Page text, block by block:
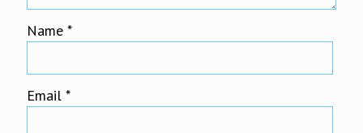
Name *
Email *